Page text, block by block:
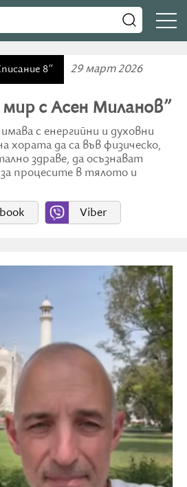
8“ 29 март 2026
с Асен Миланов”
с енергийни и духовни
хората да са във физическо,
здраве, да осъзнават
процесите в тялото и
Viber